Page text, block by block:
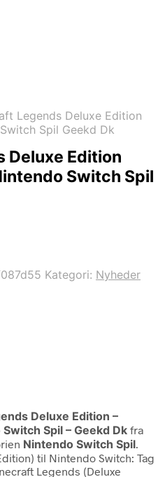
Legends Deluxe Edition
Spil Geekd Dk
Deluxe Edition
Switch Spil
Kategori: Nyheder
Deluxe Edition –
Spil – Geekd Dk fra
Nintendo Switch Spil.
til Nintendo Switch: Tag
Legends (Deluxe